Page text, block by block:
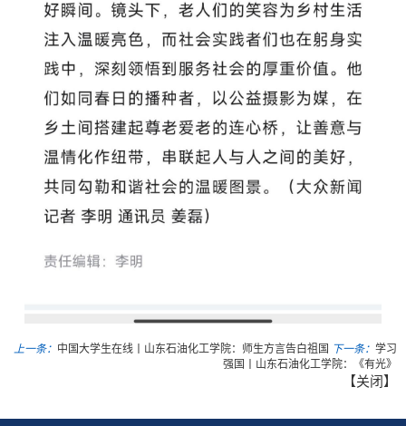
上一条： 中国大学生在线丨山东石油化工学院：师生方言告白祖国 下一条： 学习
强国丨山东石油化工学院：《有光》
【关闭 】